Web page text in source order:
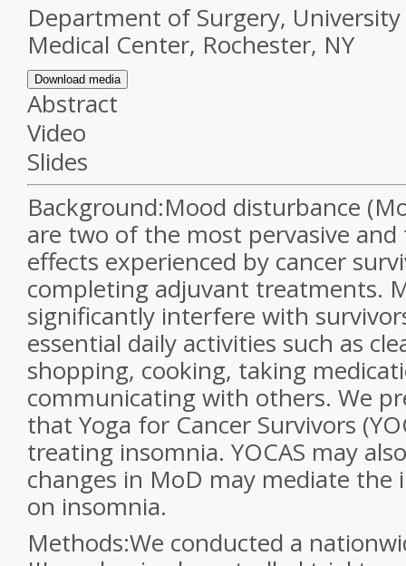
Department of Surgery,
Medical Center, Rochester, NY
Download media
Abstract
Video
Slides
Background:Mood disturbance
are two of the most pervasive
effects experienced by cancer
completing adjuvant treatments.
significantly interfere with
essential daily activities such as
shopping, cooking, taking
communicating with others. We
that Yoga for Cancer Survivors
treating insomnia. YOCAS may
changes in MoD may mediate the
on insomnia.
Methods:We conducted a